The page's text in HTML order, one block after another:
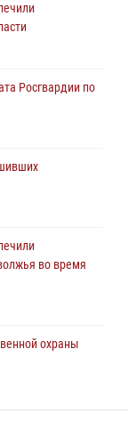
250 выездов и
области
Росгвардии по
в городе Кашин
Росгвардии по
во время
охраны